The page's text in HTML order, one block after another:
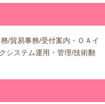
/貿易事務/受付案内・ＯＡイ
システム運用・管理/技術翻